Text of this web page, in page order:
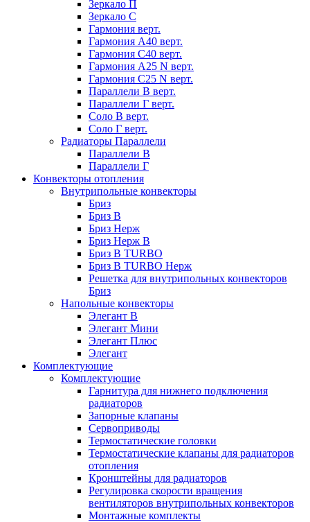
Зеркало П
Зеркало С
Гармония верт.
Гармония А40 верт.
Гармония С40 верт.
Гармония А25 N верт.
Гармония С25 N верт.
Параллели В верт.
Параллели Г верт.
Соло В верт.
Соло Г верт.
Радиаторы Параллели
Параллели В
Параллели Г
Конвекторы отопления
Внутрипольные конвекторы
Бриз
Бриз В
Бриз Нерж
Бриз Нерж В
Бриз В TURBO
Бриз В TURBO Нерж
Решетка для внутрипольных конвекторов
Бриз
Напольные конвекторы
Элегант В
Элегант Мини
Элегант Плюс
Элегант
Комплектующие
Комплектующие
Гарнитура для нижнего подключения
радиаторов
Запорные клапаны
Сервоприводы
Термостатические головки
Термостатические клапаны для радиаторов
отопления
Кронштейны для радиаторов
Регулировка скорости вращения
вентиляторов внутрипольных конвекторов
Монтажные комплекты